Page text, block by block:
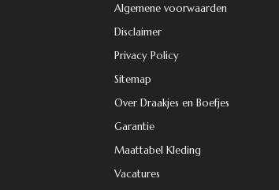
Algemene voorwaarden
Disclaimer
Privacy Policy
Sitemap
Over Draakjes en Boefjes
Garantie
Maattabel Kleding
Vacatures